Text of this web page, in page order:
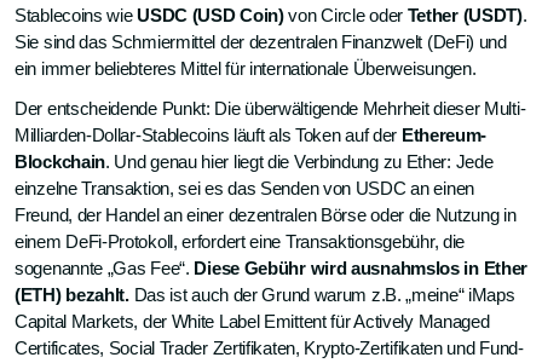
Stablecoins wieUSDC (USD Coin)von Circle oder Tether (USDT).
Sie sind das Schmiermittel der dezentralen Finanzwelt (DeFi) und
ein immer beliebteres Mittel für internationale Überweisungen.
Der entscheidende Punkt: Die überwältigende Mehrheit dieser Multi-
Milliarden-Dollar-Stablecoins läuft als Token auf der Ethereum-
Blockchain. Und genau hier liegt die Verbindung zu Ether: Jede
einzelne Transaktion, sei es das Senden von USDC an einen
Freund, der Handel an einer dezentralen Börse oder die Nutzung in
einem DeFi-Protokoll, erfordert eine Transaktionsgebühr, die
sogenannte „Gas Fee“. Diese Gebühr wird ausnahmslos in Ether
(ETH) bezahlt.Das ist auch der Grund warum z.B. „meine“ iMaps
Capital Markets, der White Label Emittent für Actively Managed
Certificates, Social Trader Zertifikaten, Krypto-Zertifikaten und Fund-